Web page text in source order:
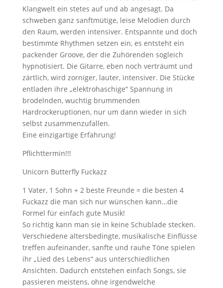
Klangwelt ein stetes auf und ab angesagt. Da
schweben ganz sanftmütige, leise Melodien durch
den Raum, werden intensiver. Entspannte und doch
bestimmte Rhythmen setzen ein, es entsteht ein
packender Groove, der die Zuhörenden sogleich
hypnotisiert. Die Gitarre, eben noch verträumt und
zärtlich, wird zorniger, lauter, intensiver. Die Stücke
entladen ihre „elektrohaschige“ Spannung in
brodelnden, wuchtig brummenden
Hardrockeruptionen, nur um dann wieder in sich
selbst zusammenzufallen.
Eine einzigartige Erfahrung!
Pflichttermin!!!
Unicorn Butterfly Fuckazz
1 Vater, 1 Sohn + 2 beste Freunde = die besten 4
Fuckazz die man sich nur wünschen kann…die
Formel für einfach gute Musik!
So richtig kann man sie in keine Schublade stecken.
Verschiedene altersbedingte, musikalische Einflüsse
treffen aufeinander, sanfte und rauhe Töne spielen
ihr „Lied des Lebens“ aus unterschiedlichen
Ansichten. Dadurch entstehen einfach Songs, sie
passieren meistens, ohne irgendwelche